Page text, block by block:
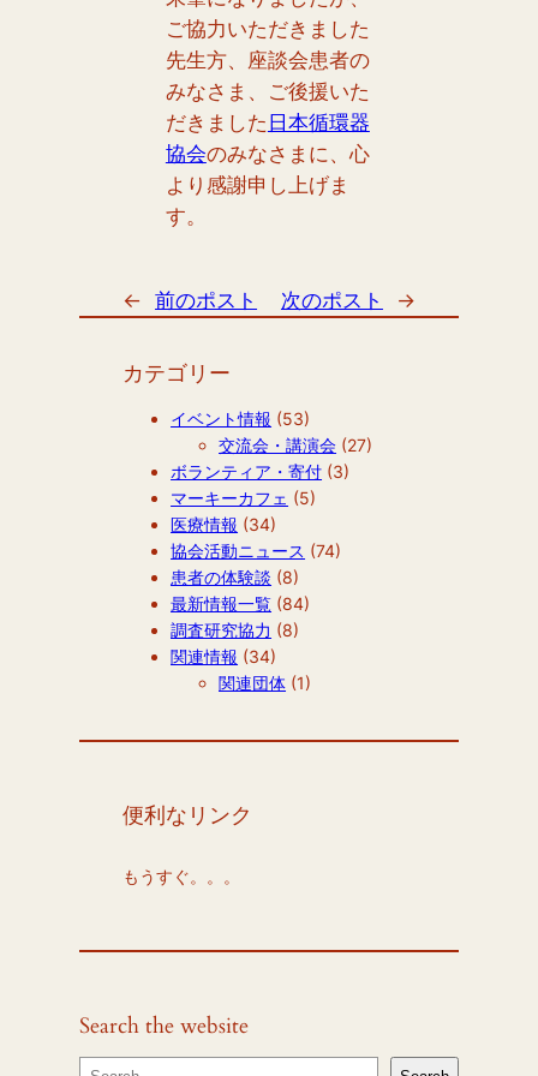
ご協力いただきました
先生方、座談会患者の
みなさま、ご後援いた
だきました 日本循環器
協会のみなさまに、心
より感謝申し上げま
す。
← 前のポスト 次のポスト →
カテゴリー
イベント情報 (53)
交流会・講演会 (27)
ボランティア・寄付 (3)
マーキーカフェ (5)
医療情報 (34)
協会活動ニュース (74)
患者の体験談 (8)
最新情報一覧 (84)
調査研究協力 (8)
関連情報 (34)
関連団体 (1)
便利なリンク
もうすぐ。。。
Search the website
S